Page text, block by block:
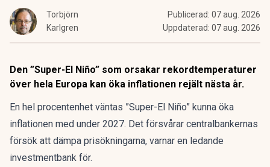
Torbjörn
Karlgren
Publicerad: 07 aug. 2026
Uppdaterad: 07 aug. 2026
Den ”Super-El Niño” som orsakar rekordtemperaturer
över hela Europa kan öka inflationen rejält nästa år.
En hel procentenhet väntas ”Super-El Niño” kunna öka
inflationen med under 2027. Det försvårar centralbankernas
försök att dämpa prisökningarna, varnar en ledande
investmentbank för.